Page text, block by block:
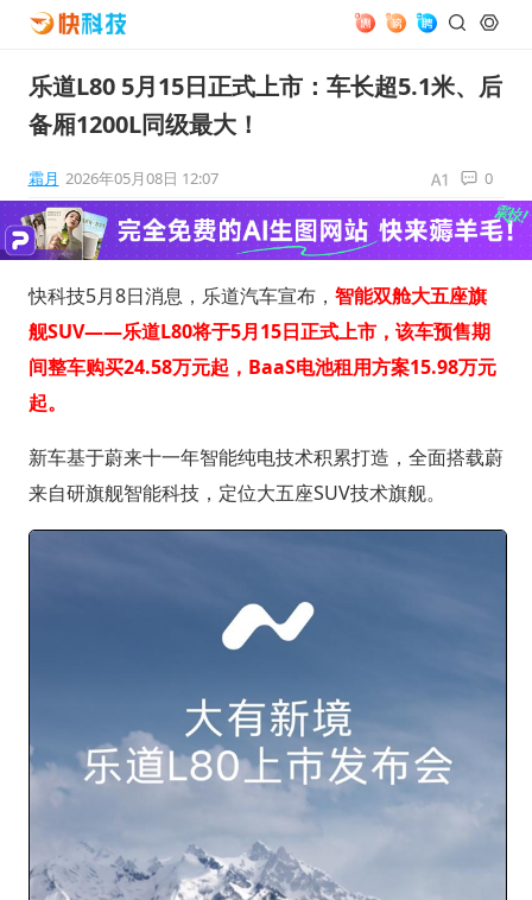
乐道L80 5月15日正式上市：车长超5.1米、后
备厢1200L同级最大！
霜月 2026年05月08日 12:07 0
快科技5月8日消息，乐道汽车宣布， 智能双舱大五座旗
舰SUV——乐道L80将于5月15日正式上市，该车预售期
间整车购买24.58万元起，BaaS电池租用方案15.98万元
起。
新车基于蔚来十一年智能纯电技术积累打造，全面搭载蔚
来自研旗舰智能科技，定位大五座SUV技术旗舰。